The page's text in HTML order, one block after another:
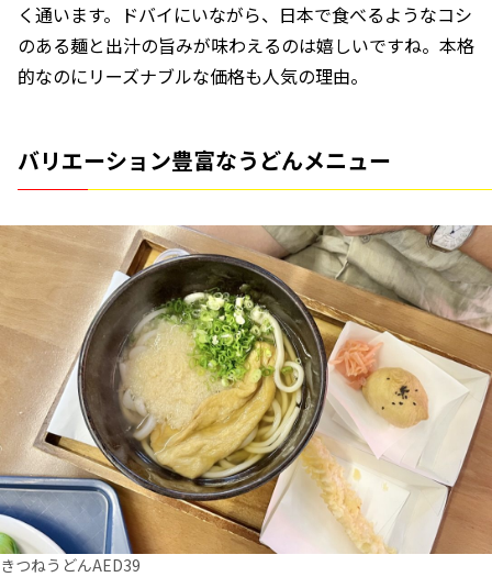
く通います。ドバイにいながら、日本で食べるようなコシ
のある麺と出汁の旨みが味わえるのは嬉しいですね。本格
的なのにリーズナブルな価格も人気の理由。
バリエーション豊富なうどんメニュー
きつねうどんAED39